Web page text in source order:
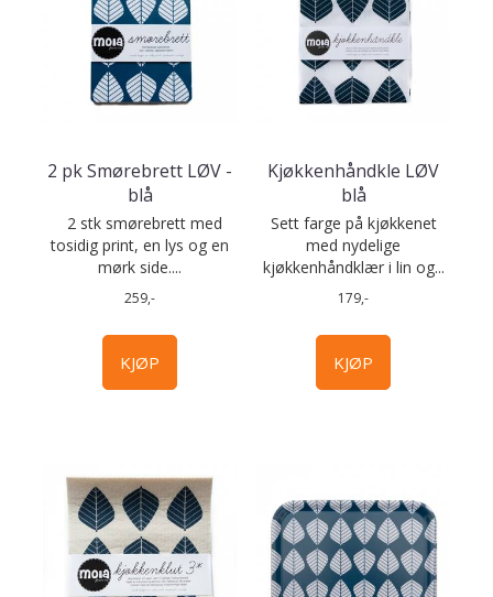
2 pk Smørebrett LØV -
blå
2 stk smørebrett med
tosidig print, en lys og en
mørk side....
259,-
KJØP
Kjøkkenhåndkle LØV
blå
Sett farge på kjøkkenet
med nydelige
kjøkkenhåndklær i lin og...
179,-
KJØP